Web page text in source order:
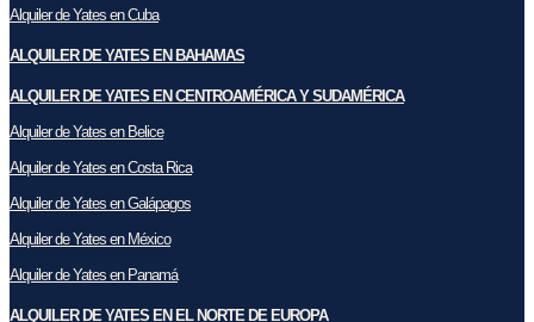
Alquiler de Yates en Cuba
ALQUILER DE YATES EN BAHAMAS
ALQUILER DE YATES EN CENTROAMÉRICA Y SUDAMÉRICA
Alquiler de Yates en Belice
Alquiler de Yates en Costa Rica
Alquiler de Yates en Galápagos
Alquiler de Yates en México
Alquiler de Yates en Panamá
ALQUILER DE YATES EN EL NORTE DE EUROPA